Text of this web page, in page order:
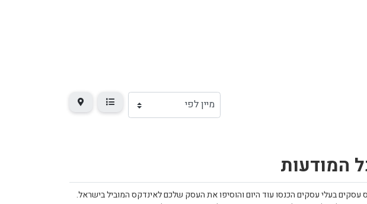
המודעות
עסקים בעלי עסקים הכנסו עוד היום והוסיפו את העסק שלכם לאינדקס המוביל בישראל.